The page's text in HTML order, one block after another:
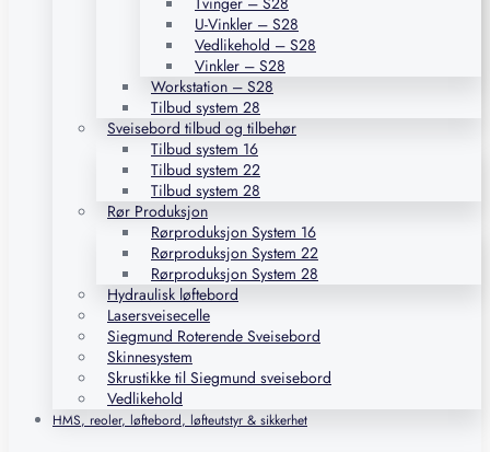
U-Vinkler – S28
Vedlikehold – S28
Vinkler – S28
Workstation – S28
Tilbud system 28
Sveisebord tilbud og tilbehør
Tilbud system 16
Tilbud system 22
Tilbud system 28
Rør Produksjon
Rørproduksjon System 16
Rørproduksjon System 22
Rørproduksjon System 28
Hydraulisk løftebord
Lasersveisecelle
Siegmund Roterende Sveisebord
Skinnesystem
Skrustikke til Siegmund sveisebord
Vedlikehold
HMS, reoler, løftebord, løfteutstyr & sikkerhet